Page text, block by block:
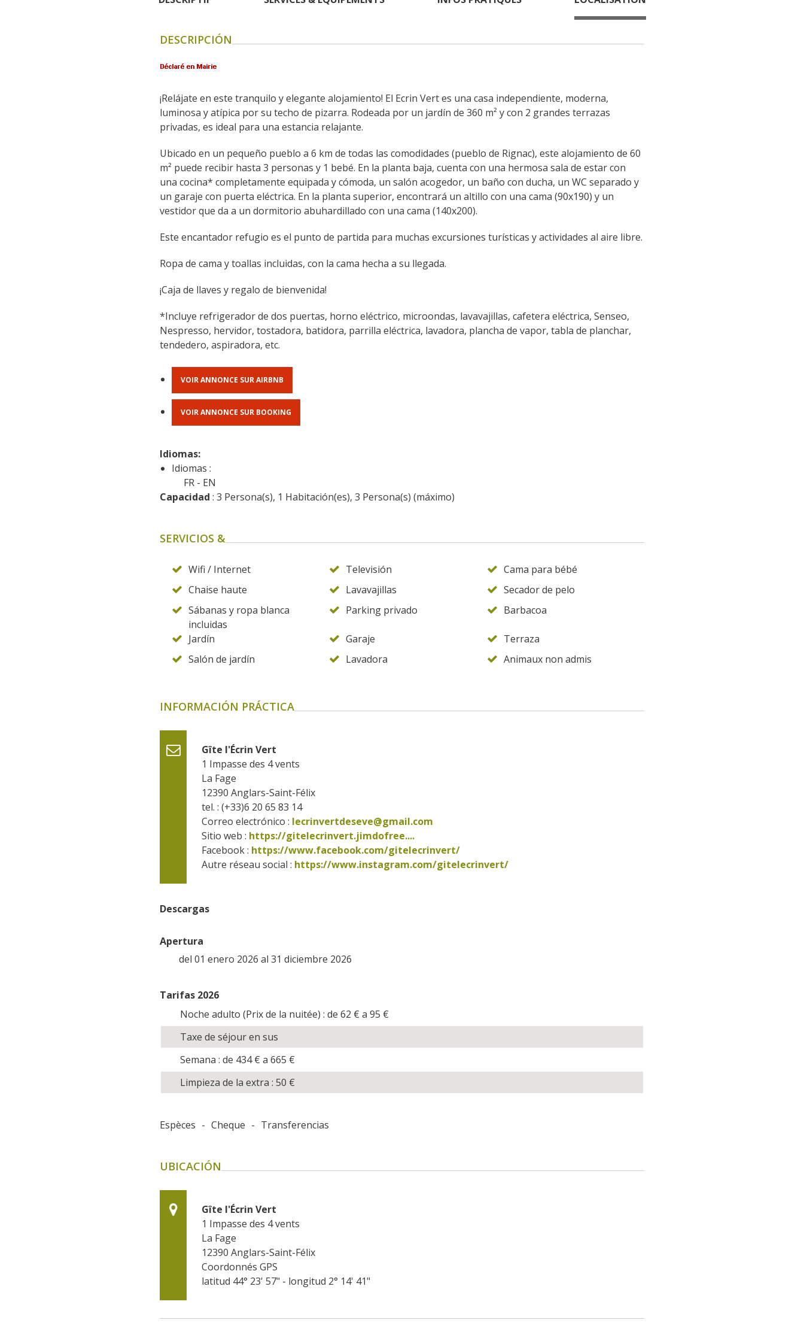
DESCRIPCIÓN
¡Relájate en este tranquilo y elegante alojamiento! El Ecrin Vert es una casa independiente, moderna,
luminosa y atípica por su techo de pizarra. Rodeada por un jardín de 360 m² y con 2 grandes terrazas
privadas, es ideal para una estancia relajante.
Ubicado en un pequeño pueblo a 6 km de todas las comodidades (pueblo de Rignac), este alojamiento de 60
m² puede recibir hasta 3 personas y 1 bebé. En la planta baja, cuenta con una hermosa sala de estar con
una cocina* completamente equipada y cómoda, un salón acogedor, un baño con ducha, un WC separado y
un garaje con puerta eléctrica. En la planta superior, encontrará un altillo con una cama (90x190) y un
vestidor que da a un dormitorio abuhardillado con una cama (140x200).
Este encantador refugio es el punto de partida para muchas excursiones turísticas y actividades al aire libre.
Ropa de cama y toallas incluidas, con la cama hecha a su llegada.
¡Caja de llaves y regalo de bienvenida!
*Incluye refrigerador de dos puertas, horno eléctrico, microondas, lavavajillas, cafetera eléctrica, Senseo,
Nespresso, hervidor, tostadora, batidora, parrilla eléctrica, lavadora, plancha de vapor, tabla de planchar,
tendedero, aspiradora, etc.
VOIR ANNONCE SUR AIRBNB
VOIR ANNONCE SUR BOOKING
Idiomas:
Idiomas :
FR
EN
Capacidad : 3 Persona(s), 1 Habitación(es), 3 Persona(s) (máximo)
SERVICIOS &
Wifi / Internet Televisión
Cama para bébé
Chaise haute
Lavavajillas
Secador de pelo
Sábanas y ropa blanca
incluidas
Parking privado Barbacoa
Jardín Garaje
Terraza
Salón de jardín
Lavadora Animaux non admis
INFORMACIÓN PRÁCTICA
Gîte l'Écrin Vert
1 Impasse des 4 vents
La Fage
12390 Anglars-Saint-Félix
tel. : (+33)6 20 65 83 14
Correo electrónico : lecrinvertdeseve@gmail.com
Sitio web : https://gitelecrinvert.jimdofree....
Facebook : https://www.facebook.com/gitelecrinvert/
Autre réseau social : https://www.instagram.com/gitelecrinvert/
Descargas
Apertura
del 01 enero 2026 al 31 diciembre 2026
Tarifas 2026
Noche adulto (Prix de la nuitée) : de 62 € a 95 €
Taxe de séjour en sus
Semana : de 434€ a 665 €
Limpieza de la extra : 50 €
Espèces - Cheque - Transferencias
UBICACIÓN
Gîte l'Écrin Vert
1 Impasse des 4 vents
La Fage
12390 Anglars-Saint-Félix
Coordonnés GPS
latitud 44° 23' 57" - longitud 2° 14' 41"